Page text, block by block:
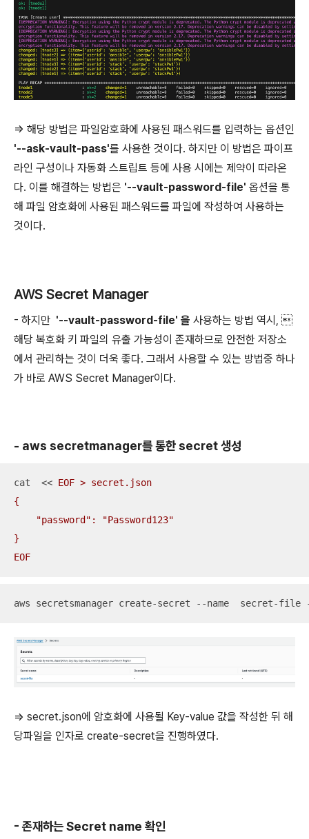
=> 해당 방법은 파일암호화에 사용된 패스워드를 입력하는 옵션인
'--ask-vault-pass'를 사용한 것이다. 하지만 이 방법은 파이프
라인 구성이나 자동화 스트립트 등에 사용 시에는 제약이 따라온
다. 이를 해결하는 방법은 '--vault-password-file' 옵션을 통
해 파일 암호화에 사용된 패스워드를 파일에 작성하여 사용하는
것이다.
AWS Secret Manager
- 하지만 '--vault-password-file' 을 사용하는 방법 역시, 
해당 복호화 키 파일의 유출 가능성이 존재하므로 안전한 저장소
에서 관리하는 것이 더욱 좋다. 그래서 사용할 수 있는 방법중 하나
가 바로 AWS Secret Manager이다.
- aws secretmanager를 통한 secret 생성
cat  << EOF > secret.json
{
    "password": "Password123"
}
EOF
aws secretsmanager create-secret --name
=> secret.json에 암호화에 사용될 Key-value 값을 작성한 뒤 해
당파일을 인자로 create-secret을 진행하였다.
- 존재하는 Secret name 확인